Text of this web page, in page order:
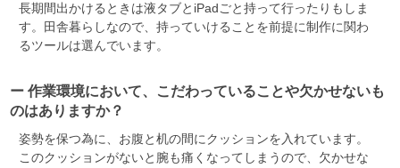
長期間出かけるときは液タブとiPadごと持って行ったりもしま
す。田舎暮らしなので、持っていけることを前提に制作に関わ
るツールは選んでいます。
ー 作業環境において、こだわっていることや欠かせないも
のはありますか？
姿勢を保つ為に、お腹と机の間にクッションを入れています。
このクッションがないと腕も痛くなってしまうので、欠かせな